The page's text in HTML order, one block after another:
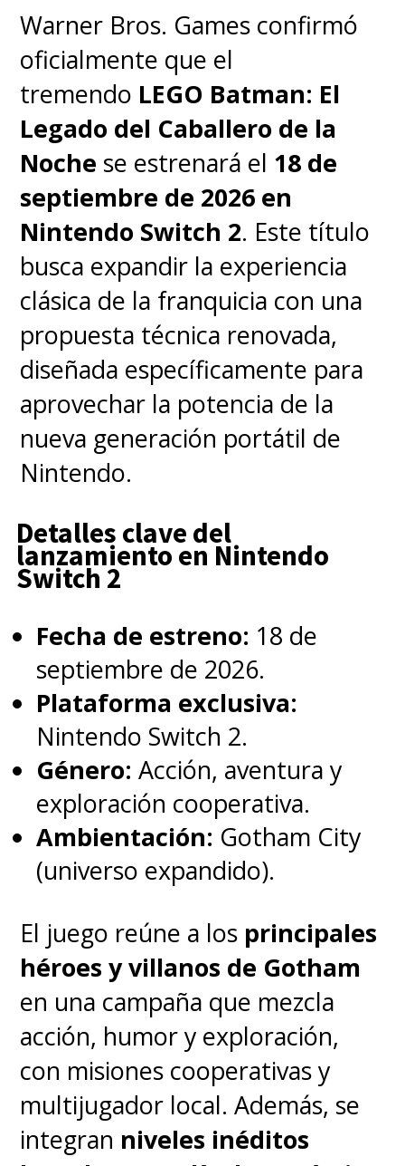
gracias a la exploración de
múltiples universos.
Según el propio Affleck, "mis
escenas favoritas en lo que
respecta a 'Batman' y la
interpretación de 'Batman'
que he hecho, están en la
película de 'The Flash'".
Ahora, junto con la película de
"The Flash" que mantiene su
estreno para junio de 2023,
volveremos a ver a Affleck en el
Lost Kingdom" que llega en
marzo del 2023.
Y eso es algo que se agradece.
Warner Bros. Games confirmó
oficialmente que el
tremendo LEGO Batman: El
Legado del Caballero de la
Noche se estrenará el 18 de
septiembre de 2026 en
Nintendo Switch 2. Este título
busca expandir la experiencia
clásica de la franquicia con una
propuesta técnica renovada,
diseñada específicamente para
aprovechar la potencia de la
nueva generación portátil de
Nintendo.
Detalles clave del
lanzamiento en Nintendo
Switch 2
Fecha de estreno: 18 de
septiembre de 2026.
Plataforma exclusiva:
Nintendo Switch 2.
Género: Acción, aventura y
exploración cooperativa.
Ambientación: Gotham City
(universo expandido).
El juego reúne a los principales
héroes y villanos de Gotham
en una campaña que mezcla
acción, humor y exploración,
con misiones cooperativas y
multijugador local. Además, se
integran niveles inéditos